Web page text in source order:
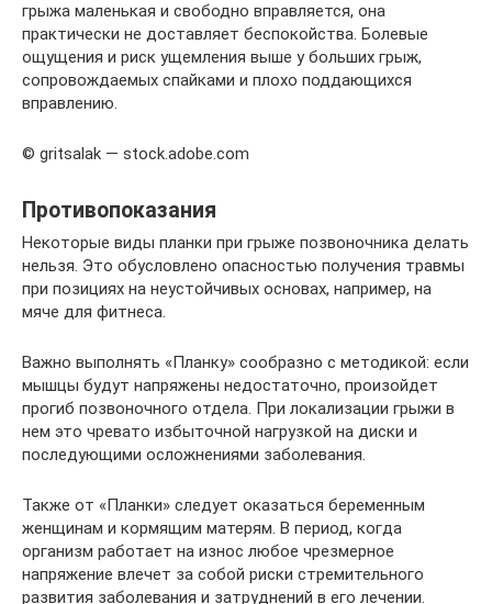
грыжа маленькая и свободно вправляется, она
практически не доставляет беспокойства. Болевые
ощущения и риск ущемления выше у больших грыж,
сопровождаемых спайками и плохо поддающихся
вправлению.
© gritsalak — stock.adobe.com
Противопоказания
Некоторые виды планки при грыже позвоночника делать
нельзя. Это обусловлено опасностью получения травмы
при позициях на неустойчивых основах, например, на
мяче для фитнеса.
Важно выполнять «Планку» сообразно с методикой: если
мышцы будут напряжены недостаточно, произойдет
прогиб позвоночного отдела. При локализации грыжи в
нем это чревато избыточной нагрузкой на диски и
последующими осложнениями заболевания.
Также от «Планки» следует оказаться беременным
женщинам и кормящим матерям. В период, когда
организм работает на износ любое чрезмерное
напряжение влечет за собой риски стремительного
развития заболевания и затруднений в его лечении.